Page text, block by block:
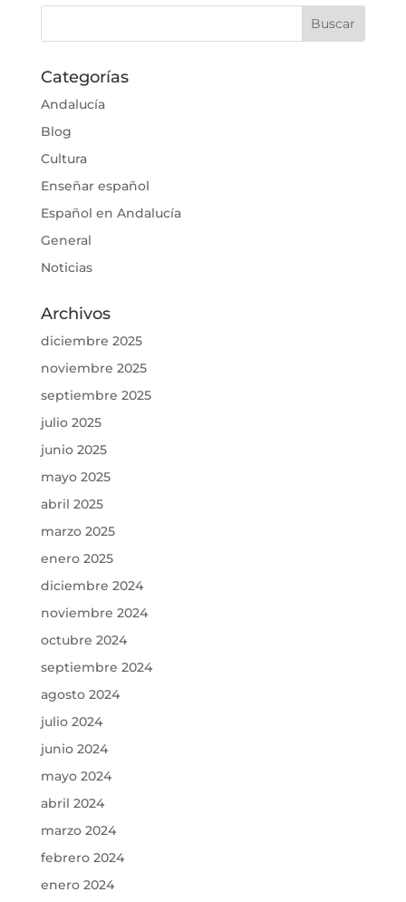
Categorías
Andalucía
Blog
Cultura
Enseñar español
Español en Andalucía
General
Noticias
Archivos
diciembre 2025
noviembre 2025
septiembre 2025
julio 2025
junio 2025
mayo 2025
abril 2025
marzo 2025
enero 2025
diciembre 2024
noviembre 2024
octubre 2024
septiembre 2024
agosto 2024
julio 2024
junio 2024
mayo 2024
abril 2024
marzo 2024
febrero 2024
enero 2024